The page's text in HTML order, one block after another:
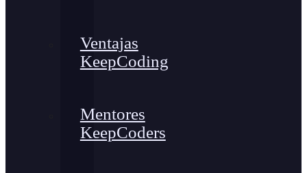
Ventajas
KeepCoding
Mentores
KeepCoders